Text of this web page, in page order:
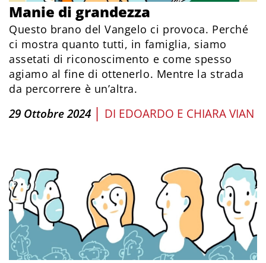
Manie di grandezza
Questo brano del Vangelo ci provoca. Perché
ci mostra quanto tutti, in famiglia, siamo
assetati di riconoscimento e come spesso
agiamo al fine di ottenerlo. Mentre la strada
da percorrere è un’altra.
29 Ottobre 2024 | DI EDOARDO E CHIARA VIAN